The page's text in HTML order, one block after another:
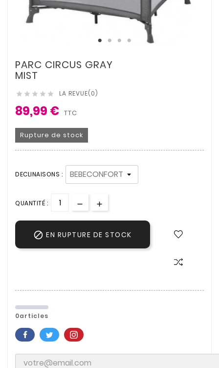
PARC CIRCUS GRAY
MIST
     LA REVUE(0)
89,99 € TTC
Rupture de stock
DECLINAISONS :
QUANTITÉ :
 EN RUPTURE DE STOCK
0articles